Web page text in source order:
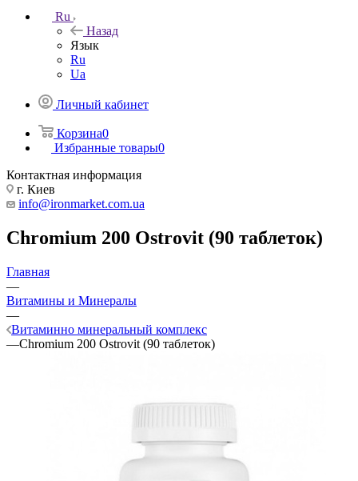
Ru
Назад
Язык
Ru
Ua
Личный кабинет
Корзина0
Избранные товары0
Контактная информация
г. Киев
info@ironmarket.com.ua
Chromium 200 Ostrovit (90 таблеток)
Главная
—
Витамины и Минералы
—
Витаминно минеральный комплекс
—Chromium 200 Ostrovit (90 таблеток)